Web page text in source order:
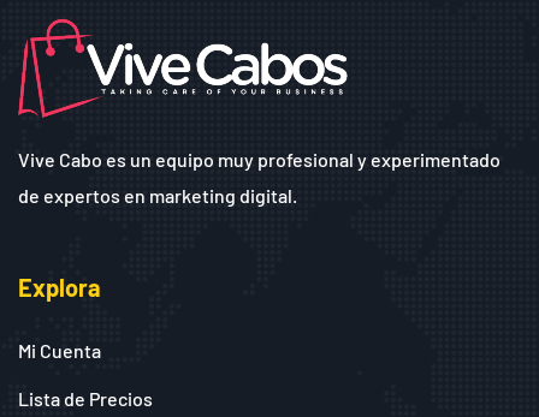
Vive Cabo es un equipo muy profesional y experimentado
de expertos en marketing digital.
Explora
Mi Cuenta
Lista de Precios